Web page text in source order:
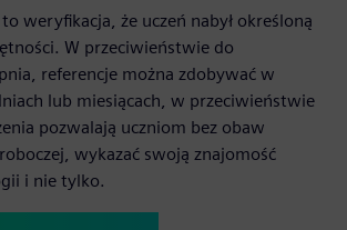
weryfikacja, że uczeń nabył określoną
W przeciwieństwie do
referencje można zdobywać w
lub miesiącach, w przeciwieństwie
pozwalają uczniom bez obaw
wykazać swoją znajomość
i nie tylko.